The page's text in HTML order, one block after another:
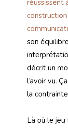
réussissent
son
décrit un
l’avoir vu.
la
Là où le jeu